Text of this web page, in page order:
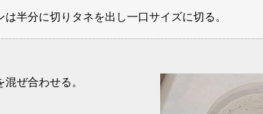
半分に切りタネを出し一口サイズに切る。
料を混ぜ合わせる。